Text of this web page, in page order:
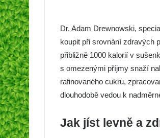
Dr. Adam Drewnowski,
koupit při srovnání zdravých
přibližně 1000 kalorií v
s omezenými příjmy snaží
rafinovaného cukru,
dlouhodobě vedou k
Jak jíst levně a